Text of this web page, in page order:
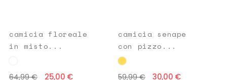
camicia floreale
in misto...
64,99 € 25,00 €
camicia senape
con pizzo...
59,99 € 30,00 €